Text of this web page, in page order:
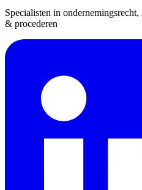
Specialisten in
& procederen